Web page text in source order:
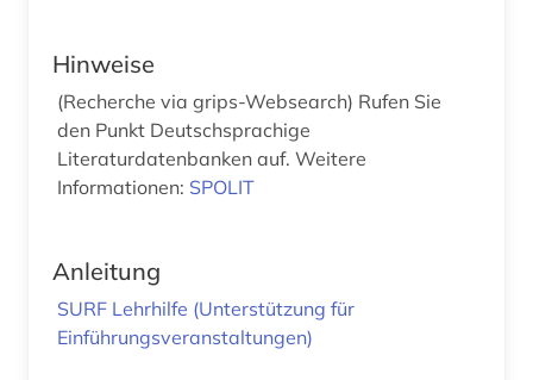
Hinweise
(Recherche via grips-Websearch) Rufen Sie
den Punkt Deutschsprachige
Literaturdatenbanken auf. Weitere
Informationen: SPOLIT
Anleitung
SURF Lehrhilfe (Unterstützung für
Einführungsveranstaltungen)